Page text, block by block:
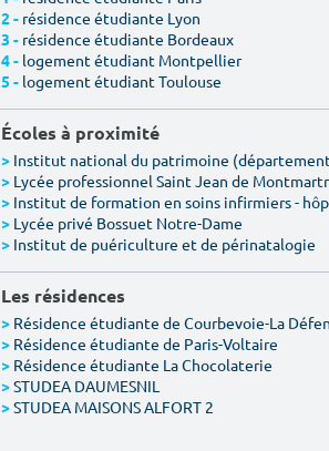
2 - résidence étudiante Lyon
3 - résidence étudiante Bordeaux
4 - logement étudiant Montpellier
5 - logement étudiant Toulouse
Écoles à proximité
> Institut national du patrimoine
> Lycée professionnel Saint Jean de
> Institut de formation en soins infirmiers -
> Lycée privé Bossuet Notre-Dame
> Institut de puériculture et de périnatalogie
Les résidences
> Résidence étudiante de Courbevoie-La
> Résidence étudiante de Paris-Voltaire
> Résidence étudiante La Chocolaterie
>STUDEA DAUMESNIL
>STUDEA MAISONS ALFORT 2